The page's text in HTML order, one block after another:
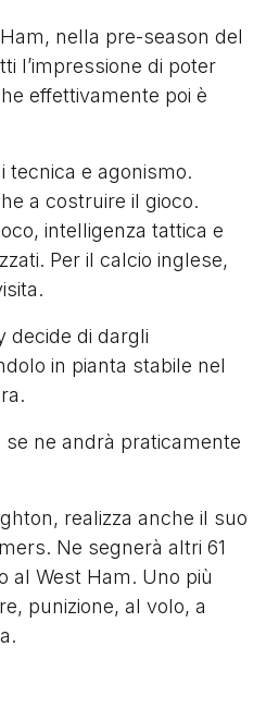
nella pre-season del
l’impressione di poter
effettivamente poi è
tecnica e agonismo.
a costruire il gioco.
intelligenza tattica e
Per il calcio inglese,
decide di dargli
in pianta stabile nel
ne andrà praticamente
realizza anche il suo
Ne segnerà altri 61
al West Ham. Uno più
punizione, al volo, a